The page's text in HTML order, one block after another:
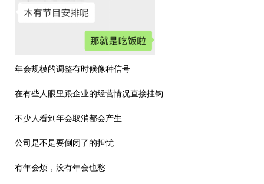
年会规模的调整有时候像种信号
在有些人眼里跟企业的经营情况直接挂钩
不少人看到年会取消都会产生
公司是不是要倒闭了的担忧
有年会烦，没有年会也愁